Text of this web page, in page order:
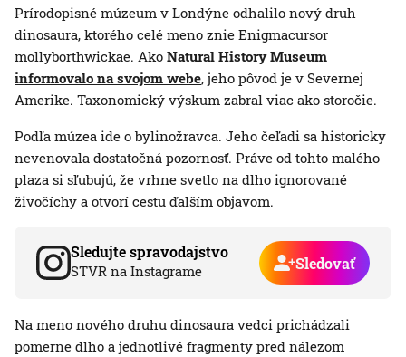
Prírodopisné múzeum v Londýne odhalilo nový druh
dinosaura, ktorého celé meno znie Enigmacursor
mollyborthwickae. Ako Natural History Museum
informovalo na svojom webe, jeho pôvod je v Severnej
Amerike. Taxonomický výskum zabral viac ako storočie.
Podľa múzea ide o bylinožravca. Jeho čeľadi sa historicky
nevenovala dostatočná pozornosť. Práve od tohto malého
plaza si sľubujú, že vrhne svetlo na dlho ignorované
živočíchy a otvorí cestu ďalším objavom.
Sledujte spravodajstvo
STVR na Instagrame Sledovať
Na meno nového druhu dinosaura vedci prichádzali
pomerne dlho a jednotlivé fragmenty pred nálezom